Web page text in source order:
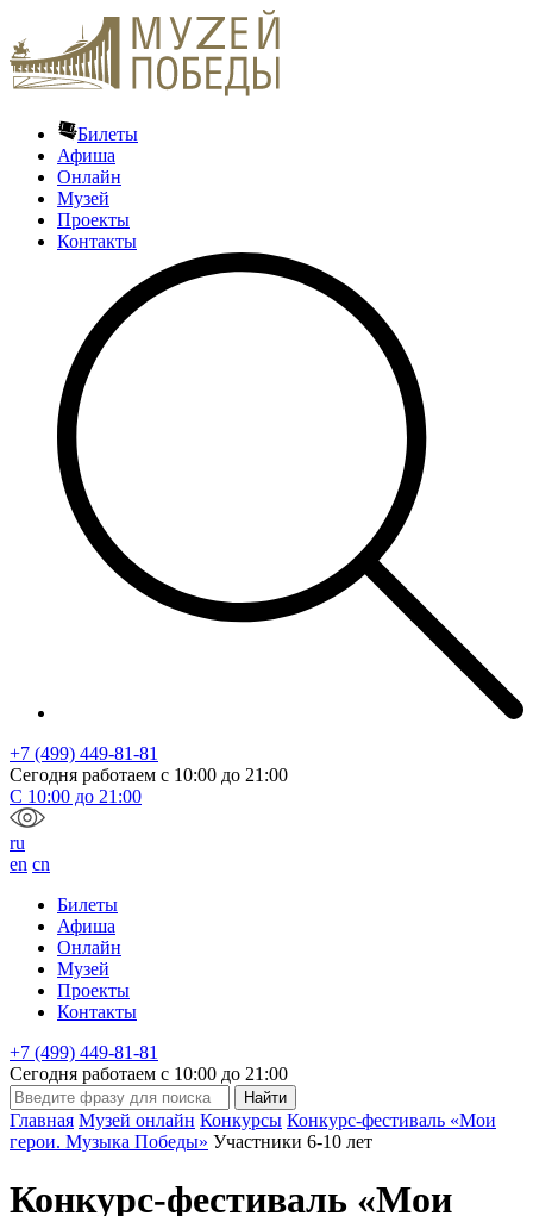
Билеты
Афиша
Онлайн
Музей
Проекты
Контакты
+7 (499) 449-81-81
Сегодня работаем с 10:00 до 21:00
С 10:00 до 21:00
ru
en cn
Билеты
Афиша
Онлайн
Музей
Проекты
Контакты
+7 (499) 449-81-81
Сегодня работаем с 10:00 до 21:00
Главная Музей онлайн Конкурсы Конкурс-фестиваль «Мои
герои. Музыка Победы» Участники 6-10 лет
Конкурс-фестиваль «Мои